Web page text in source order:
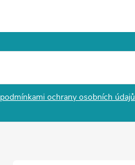
podmínkami ochrany osobních údajů